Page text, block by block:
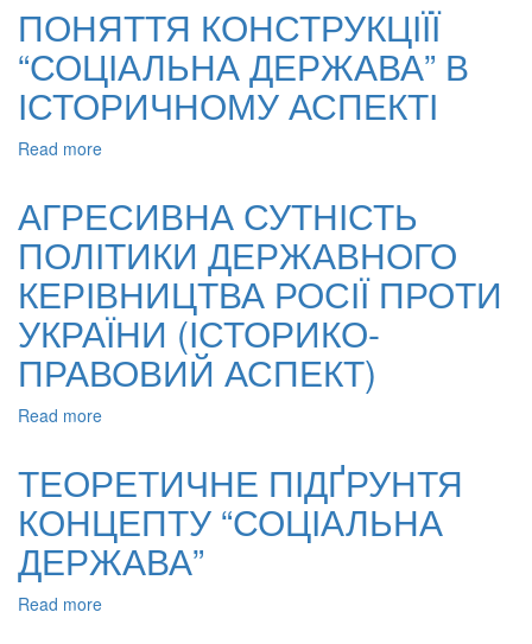
ЗА
ПРАВА
І
СВОБОДИ
УКРАЇНСЬКОГО
РІЧЧЯ
ВІД
ДНЯ
НАРОДЖЕННЯ
І.
Я.
ФРАНКА)
ПОНЯТТЯ КОНСТРУКЦІЇЇ
“СОЦІАЛЬНА ДЕРЖАВА” В
ІСТОРИЧНОМУ АСПЕКТІ
Read more
“СОЦІАЛЬНА
ДЕРЖАВА”
ІСТОРИЧНОМУ
АСПЕКТІ
АГРЕСИВНА СУТНІСТЬ
ПОЛІТИКИ ДЕРЖАВНОГО
КЕРІВНИЦТВА РОСІЇ ПРОТИ
УКРАЇНИ (ІСТОРИКО-
ПРАВОВИЙ АСПЕКТ)
Read more
ПОЛІТИКИ
ДЕРЖАВНОГО
КЕРІВНИЦТВА
РОСІЇ
ПРОТИ
ТЕОРЕТИЧНЕ ПІДҐРУНТЯ
КОНЦЕПТУ “СОЦІАЛЬНА
ДЕРЖАВА”
Read more